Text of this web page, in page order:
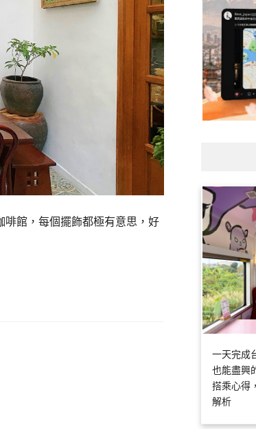
館，每個擺飾都極有意思，好
一天完成
也能盡興
搭乘心得
解析